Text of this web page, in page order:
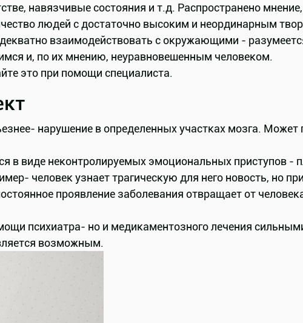
навязчивые состояния и т.д. Распространено
людей с достаточно высоким и неординарным
взаимодействовать с окружающими -
и, по их мнению, неуравновешенным человеком.
это при помощи специалиста.
нарушение в определенных участках мозга. Может
в виде неконтролируемых эмоциональных приступов -
человек узнает трагическую для него новость, но
проявление заболевания отвращает от
психиатра- но и медикаментозного лечения
возможным.